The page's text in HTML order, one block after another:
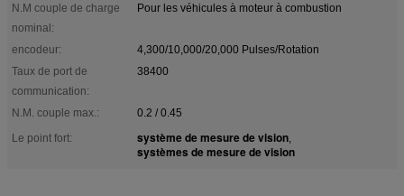
N.M couple de charge
nominal:
Pour les véhicules à moteur à combustion
encodeur:
4,300/10,000/20,000 Pulses/Rotation
Taux de port de
communication:
38400
N.M. couple max.:
0.2 / 0.45
Le point fort:
système de mesure de vision,
systèmes de mesure de vision